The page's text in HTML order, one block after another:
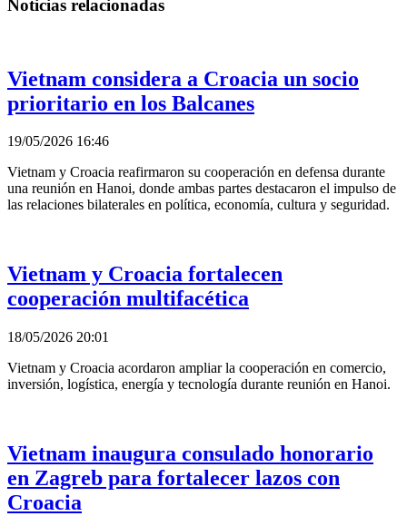
Noticias relacionadas
Vietnam considera a Croacia un socio
prioritario en los Balcanes
19/05/2026 16:46
Vietnam y Croacia reafirmaron su cooperación en defensa durante
una reunión en Hanoi, donde ambas partes destacaron el impulso de
las relaciones bilaterales en política, economía, cultura y seguridad.
Vietnam y Croacia fortalecen
cooperación multifacética
18/05/2026 20:01
Vietnam y Croacia acordaron ampliar la cooperación en comercio,
inversión, logística, energía y tecnología durante reunión en Hanoi.
Vietnam inaugura consulado honorario
en Zagreb para fortalecer lazos con
Croacia